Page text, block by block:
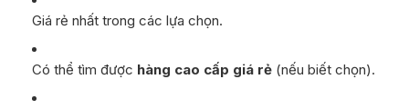
Giá rẻ nhất trong các lựa chọn.
Có thể tìm được hàng cao cấp giá rẻ (nếu biết chọn).